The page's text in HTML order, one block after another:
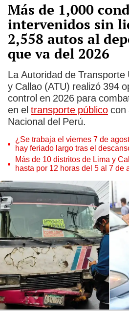
Más de 1,000
intervenidos sin
2,558 autos al
que va del 2026
La Autoridad de
y Callao (ATU) realizó 394
control en 2026 para
en el transporte público con
Nacional del Perú.
¿Se trabaja el viernes 7 de
hay feriado largo tras el
Más de 10 distritos de Lima y
hasta por 12 horas del 5 al 7 de